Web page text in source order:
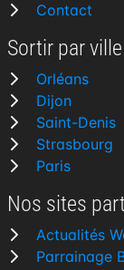
Contact
Sortir par ville
Orléans
Dijon
Saint-Denis
Strasbourg
Paris
Nos sites
Actualités
Parrainage